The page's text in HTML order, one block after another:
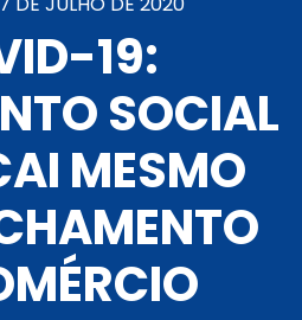
19:
SOCIAL
MESMO